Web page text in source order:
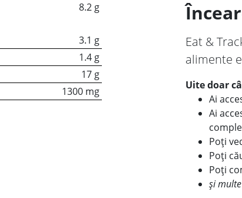
8.2 g
3.1 g
1.4 g
17 g
1300 mg
Eat &
alimente
Uite doar
Ai
Ai
Poți
Poți
Poți
și